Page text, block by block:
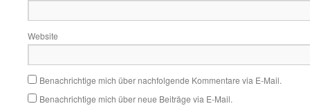
Website
Benachrichtige mich über nachfolgende Kommentare via E-Mail.
Benachrichtige mich über neue Beiträge via E-Mail.